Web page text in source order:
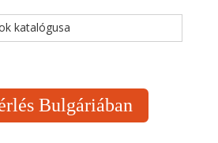
katalógusa
Bulgáriában